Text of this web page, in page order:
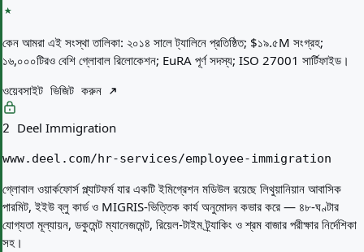
কেন আমরা এই সংস্থা তালিকা: ২০১৪ সালে ট্যালিনে প্রতিষ্ঠিত; $১৯.৫M সংগ্রহ;
১৬,০০০টিরও বেশি গ্লোবাল রিলোকেশন; EuRA পূর্ণ সদস্য; ISO 27001 সার্টিফাইড।
ওয়েবসাইট ভিজিট করুন
2 Deel Immigration
www.deel.com/hr-services/employee-immigration
গ্লোবাল ওয়ার্কফোর্স প্ল্যাটফর্ম যার একটি ইমিগ্রেশন মডিউল রয়েছে লিথুয়ানিয়ান আবাসিক
পারমিট, ইইউ ব্লু কার্ড ও MIGRIS-ভিত্তিক কার্য অনুমোদন কভার করে — ৪৮-ঘণ্টার
যোগ্যতা মূল্যায়ন, ডকুমেন্ট ম্যানেজমেন্ট, রিয়েল-টাইম ট্র্যাকিং ও শ্রম বাজার পরীক্ষার নির্দেশিকা
সহ।